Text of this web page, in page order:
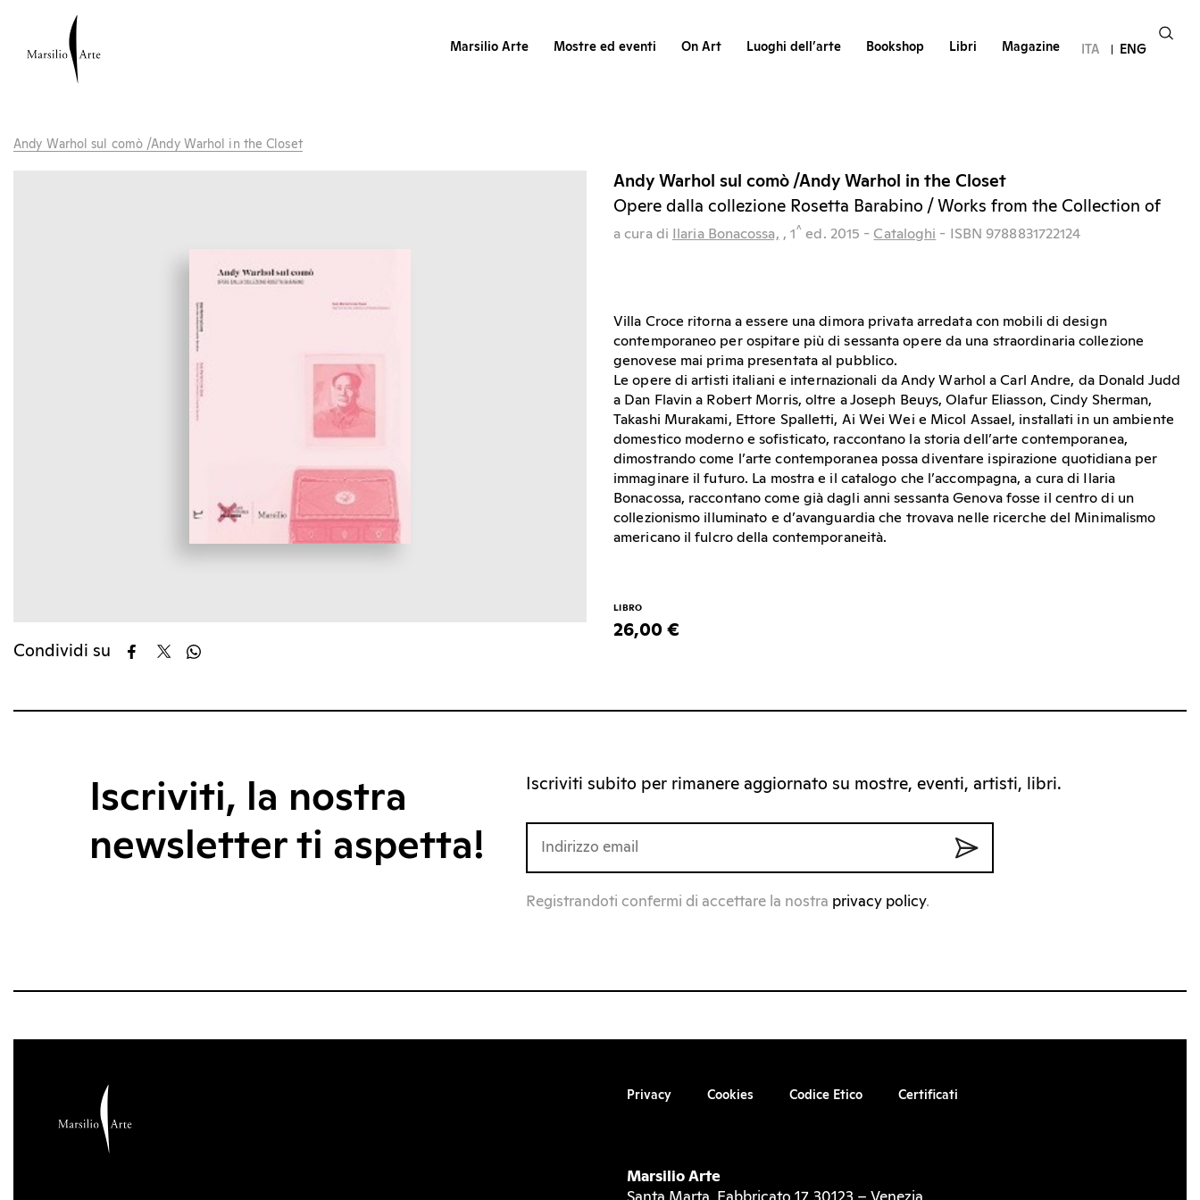
Marsilio Arte Mostre ed eventi On Art Luoghi dell’arte Bookshop Libri Magazine ITA ENG
Andy Warhol sul comò /Andy Warhol in the Closet
Condividi su
Andy Warhol sul comò /Andy Warhol in the Closet
Opere dalla collezione Rosetta Barabino / Works from the Collection of
a cura di Ilaria Bonacossa, , 1^ ed. 2015 - Cataloghi - ISBN 9788831722124
Villa Croce ritorna a essere una dimora privata arredata con mobili di design
contemporaneo per ospitare più di sessanta opere da una straordinaria collezione
genovese mai prima presentata al pubblico.
Le opere di artisti italiani e internazionali da Andy Warhol a Carl Andre, da Donald Judd
a Dan Flavin a Robert Morris, oltre a Joseph Beuys, Olafur Eliasson, Cindy Sherman,
Takashi Murakami, Ettore Spalletti, Ai Wei Wei e Micol Assael, installati in un ambiente
domestico moderno e sofisticato, raccontano la storia dell’arte contemporanea,
dimostrando come l’arte contemporanea possa diventare ispirazione quotidiana per
immaginare il futuro. La mostra e il catalogo che l’accompagna, a cura di Ilaria
Bonacossa, raccontano come già dagli anni sessanta Genova fosse il centro di un
collezionismo illuminato e d’avanguardia che trovava nelle ricerche del Minimalismo
americano il fulcro della contemporaneità.
LIBRO
26,00 €
Iscriviti, la nostra
newsletter ti aspetta!
Iscriviti subito per rimanere aggiornato su mostre, eventi, artisti, libri.
Registrandoti confermi di accettare la nostra privacy policy.
Privacy Cookies Codice Etico Certificati
Marsilio Arte